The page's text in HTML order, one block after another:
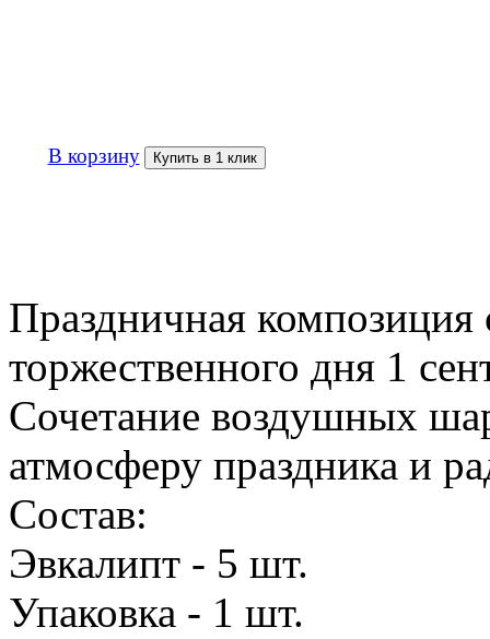
В корзину Купить в 1 клик
Праздничная композиция
торжественного дня 1
Сочетание воздушных
атмосферу праздника и
Состав:
Эвкалипт - 5 шт.
Упаковка - 1 шт.